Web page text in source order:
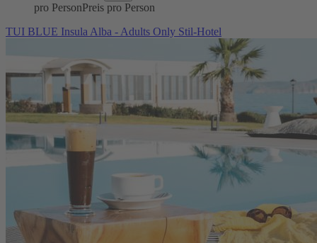
pro PersonPreis pro Person
TUI BLUE Insula Alba - Adults Only Stil-Hotel